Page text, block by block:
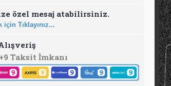
özel mesaj atabilirsiniz.
Tıklayınız...
Taksit İmkanı